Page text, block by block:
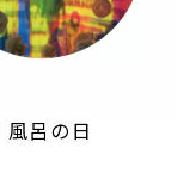
呂の日